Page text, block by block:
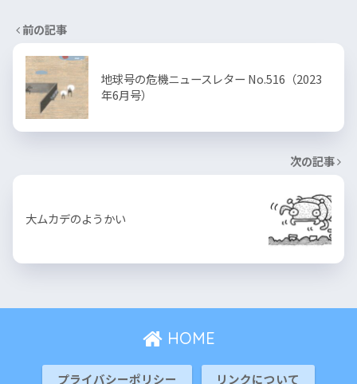
前の記事
地球号の危機ニュースレター No.516（2023
年6月号）
次の記事
大ムカデのようかい
HOME
プライバシーポリシー リンクについて